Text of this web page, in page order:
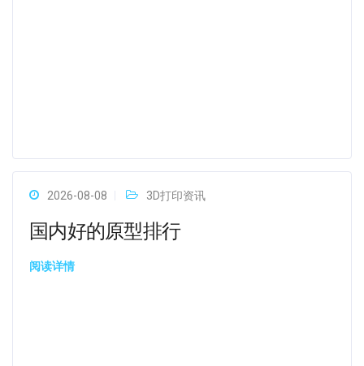
2026-08-08 3D打印资讯
国内好的原型排行
阅读详情